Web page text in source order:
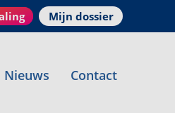
Mijn dossier
Nieuws Contact